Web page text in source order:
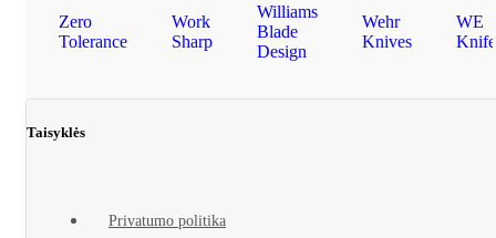
Zero
Tolerance
Work
Sharp
Williams
Blade
Design
Wehr
Knives
WE
Knife
Taisyklės
Privatumo politika